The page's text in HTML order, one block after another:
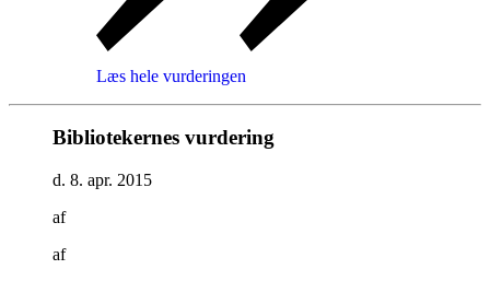
Læs hele vurderingen
Bibliotekernes vurdering
d. 8. apr. 2015
af
af